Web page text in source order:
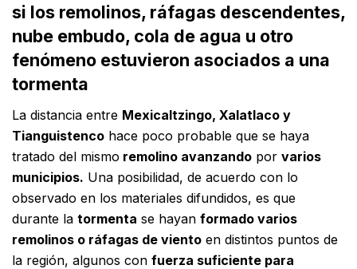
si los remolinos, ráfagas descendentes,
nube embudo, cola de agua u otro
fenómeno estuvieron asociados a una
tormenta
La distancia entre Mexicaltzingo, Xalatlaco y
Tianguistenco hace poco probable que se haya
tratado del mismo remolino avanzando por varios
municipios. Una posibilidad, de acuerdo con lo
observado en los materiales difundidos, es que
durante la tormenta se hayan formado varios
remolinos o ráfagas de viento en distintos puntos de
la región, algunos con fuerza suficiente para